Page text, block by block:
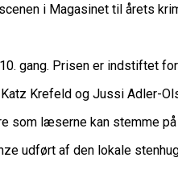
i Magasinet til årets
gang. Prisen er indstiftet
Krefeld og Jussi Adler-
som læserne kan stemme
udført af den lokale